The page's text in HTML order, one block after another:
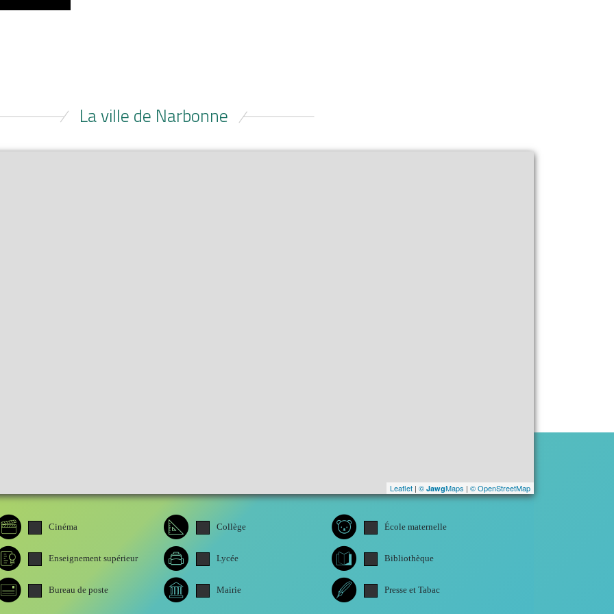
La ville de Narbonne
Leaflet | © JawgMaps | © OpenStreetMap
Cinéma Collège École maternelle
Enseignement supérieur Lycée Bibliothèque
Bureau de poste Mairie Presse et Tabac